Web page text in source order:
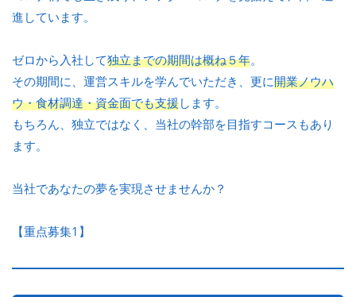
進しています。
ゼロから入社して独立までの期間は概ね５年。
その期間に、運営スキルを学んでいただき、更に開業ノウハ
ウ・食材調達・資金面でも支援します。
もちろん、独立ではなく、当社の幹部を目指すコースもあり
ます。
当社であなたの夢を実現させませんか？
【重点募集1】